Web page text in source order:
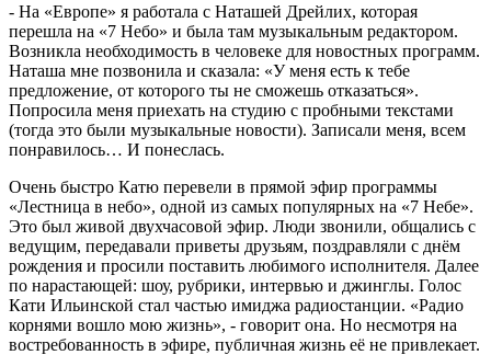
- На «Европе» я работала с Наташей Дрейлих, которая
перешла на «7 Небо» и была там музыкальным редактором.
Возникла необходимость в человеке для новостных программ.
Наташа мне позвонила и сказала: «У меня есть к тебе
предложение, от которого ты не сможешь отказаться».
Попросила меня приехать на студию с пробными текстами
(тогда это были музыкальные новости). Записали меня, всем
понравилось… И понеслась.
Очень быстро Катю перевели в прямой эфир программы
«Лестница в небо», одной из самых популярных на «7 Небе».
Это был живой двухчасовой эфир. Люди звонили, общались с
ведущим, передавали приветы друзьям, поздравляли с днём
рождения и просили поставить любимого исполнителя. Далее
по нарастающей: шоу, рубрики, интервью и джинглы. Голос
Кати Ильинской стал частью имиджа радиостанции. «Радио
корнями вошло мою жизнь», - говорит она. Но несмотря на
востребованность в эфире, публичная жизнь её не привлекает.